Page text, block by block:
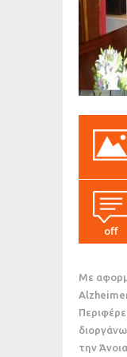
off
Με
την